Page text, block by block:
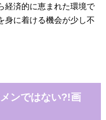
経済的に恵まれた環境で
身に着ける機会が少し不
ンではない?!画